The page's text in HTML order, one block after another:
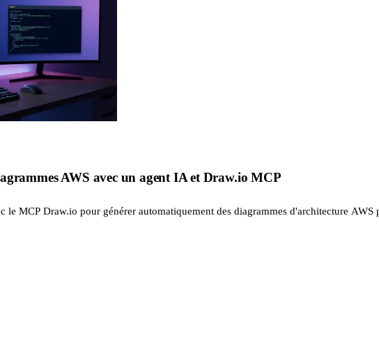
AWS avec un agent IA et Draw.io MCP
le MCP Draw.io pour générer automatiquement des diagrammes d'architecture AWS